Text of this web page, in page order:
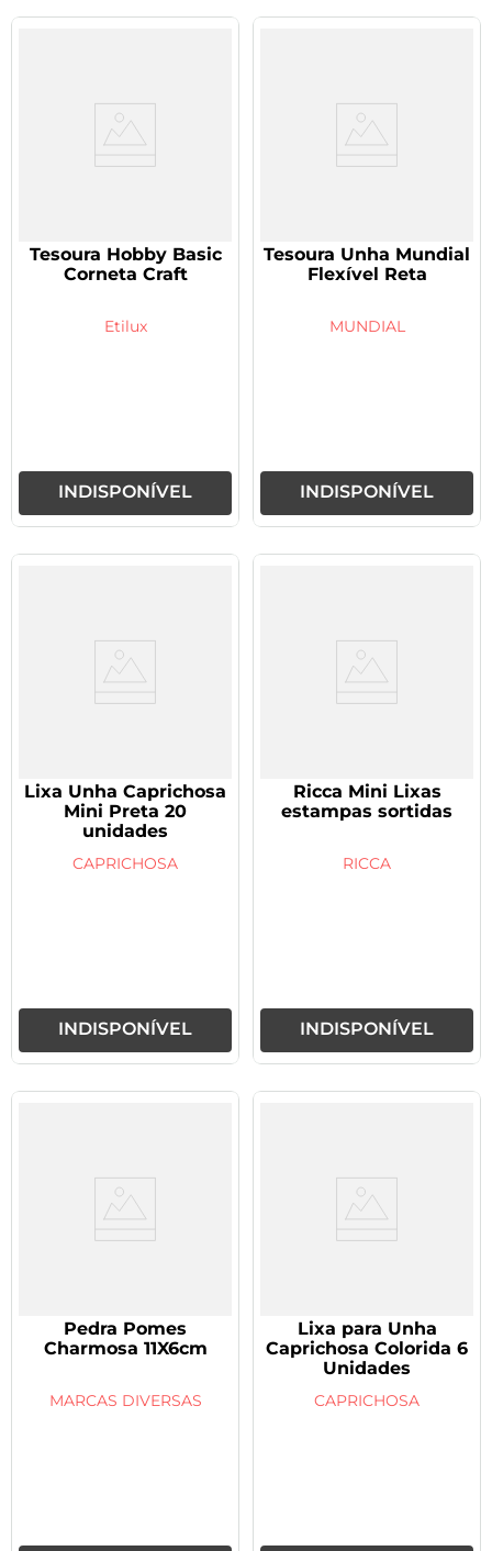
Tesoura Hobby Basic
Corneta Craft
Etilux
INDISPONÍVEL
Tesoura Unha Mundial
Flexível Reta
MUNDIAL
INDISPONÍVEL
Lixa Unha Caprichosa
Mini Preta 20
unidades
CAPRICHOSA
INDISPONÍVEL
Ricca Mini Lixas
estampas sortidas
RICCA
INDISPONÍVEL
Pedra Pomes
Charmosa 11X6cm
MARCAS DIVERSAS
Lixa para Unha
Caprichosa Colorida 6
Unidades
CAPRICHOSA